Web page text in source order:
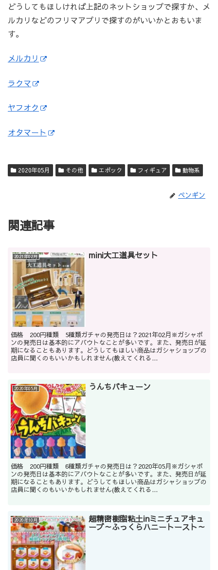
どうしてもほしければ上記のネットショップで探すか、メ
ルカリなどのフリマアプリで探すのがいいかとおもいま
す。
メルカリ
ラクマ
ヤフオク
オタマート
2020年05月 その他 エポック フィギュア 動物系
ペンギン
関連記事
2021年02月 mini大工道具セット
価格 200円種類 5種類ガチャの発売日は？2021年02月※ガシャポ
ンの発売日は基本的にアバウトなことが多いです。また、発売日が延
期になることもあります。どうしてもほしい商品はガシャショップの
店員に聞くのもいいかもしれません(教えてくれる...
2020年05月 うんちバキューン
価格 200円種類 6種類ガチャの発売日は？2020年05月※ガシャポ
ンの発売日は基本的にアバウトなことが多いです。また、発売日が延
期になることもあります。どうしてもほしい商品はガシャショップの
店員に聞くのもいいかもしれません(教えてくれる...
2020年10月 超精密樹脂粘土inミニチュアキュ
ーブ～ふっくらハニートースト～